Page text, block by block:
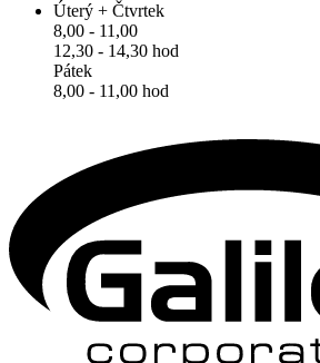
Úterý + Čtvrtek
8,00 - 11,00
12,30 - 14,30 hod
Pátek
8,00 - 11,00 hod